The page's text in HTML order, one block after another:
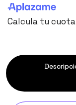
Calcula tu cuota